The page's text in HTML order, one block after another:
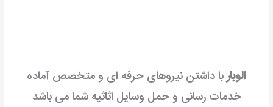
الوباربا داشتن نیروهای حرفه ای و متخصص آماده
خدمات رسانی و حمل وسایل اثاثیه شما می باشد